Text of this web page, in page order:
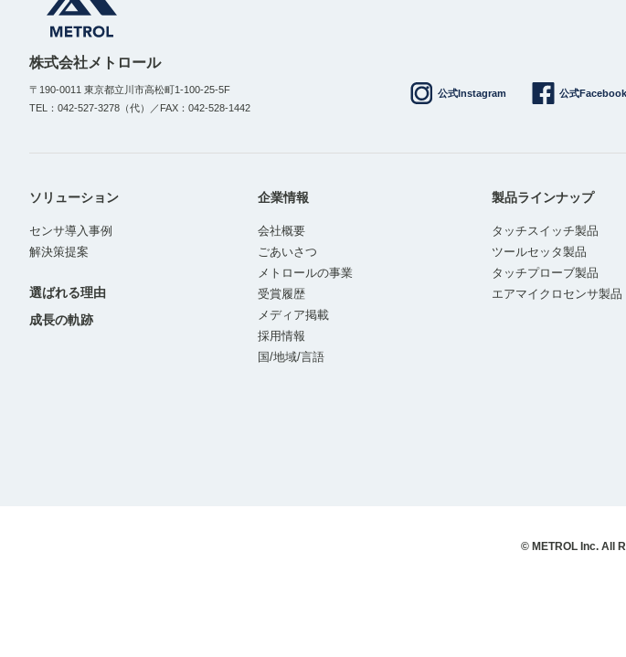
株式会社メトロール
〒190-0011 東京都立川市高松町1-100-25-5F
TEL：042-527-3278（代）／FAX：042-528-1442
公式Instagram 公式Facebook
ソリューション
センサ導入事例
解決策提案
選ばれる理由
成長の軌跡
企業情報
会社概要
ごあいさつ
メトロールの事業
受賞履歴
メディア掲載
採用情報
国/地域/言語
製品ラインナップ
タッチスイッチ製品
ツールセッタ製品
タッチプローブ製品
エアマイクロセンサ製品
© METROL Inc. All